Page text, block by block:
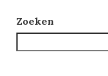
Zoeken